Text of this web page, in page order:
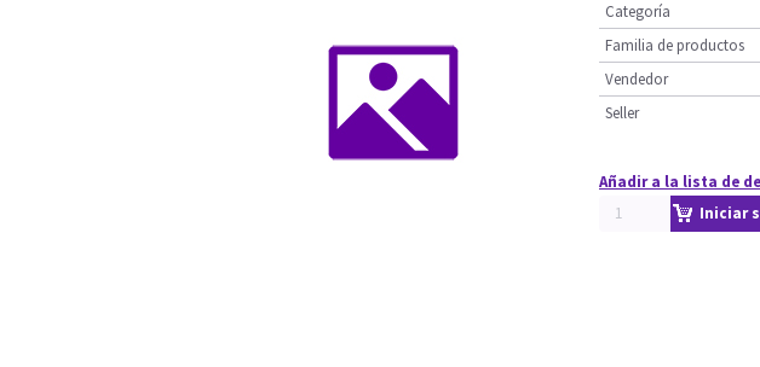
Categoría
Familia de productos
Vendedor
Seller
Añadir a la lista de
Iniciar